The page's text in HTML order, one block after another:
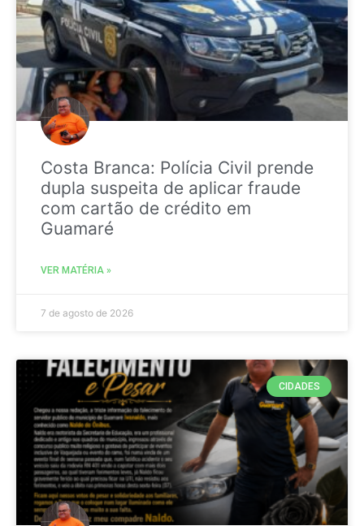
Costa Branca: Polícia Civil prende
dupla suspeita de aplicar fraude
com cartão de crédito em
Guamaré
VER MATÉRIA »
7 de agosto de 2026
CIDADES